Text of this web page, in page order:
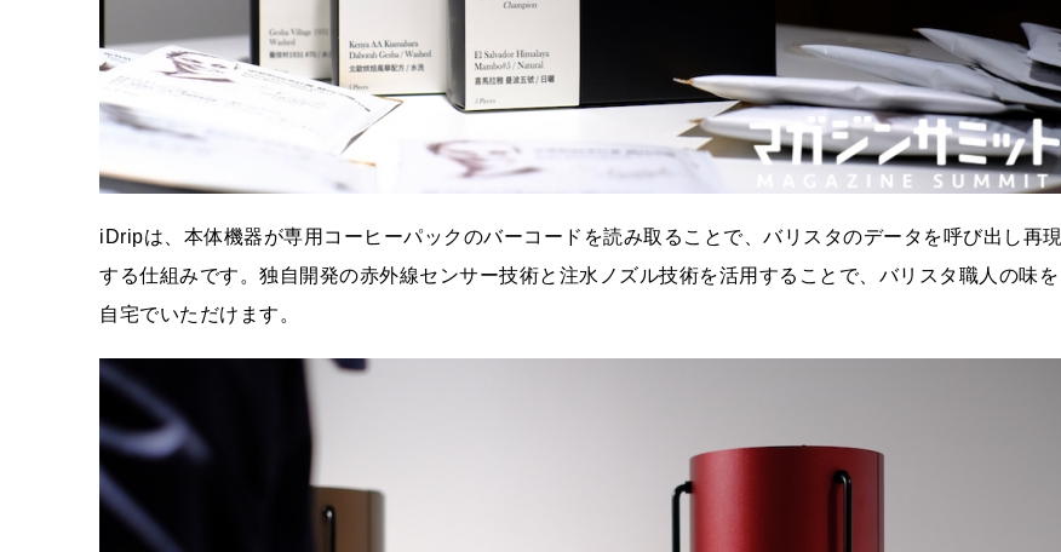
iDripは、本体機器が専用コーヒーパックのバーコードを読み取ることで、バリスタのデータを呼び出し再現
する仕組みです。独自開発の赤外線センサー技術と注水ノズル技術を活用することで、バリスタ職人の味を
自宅でいただけます。